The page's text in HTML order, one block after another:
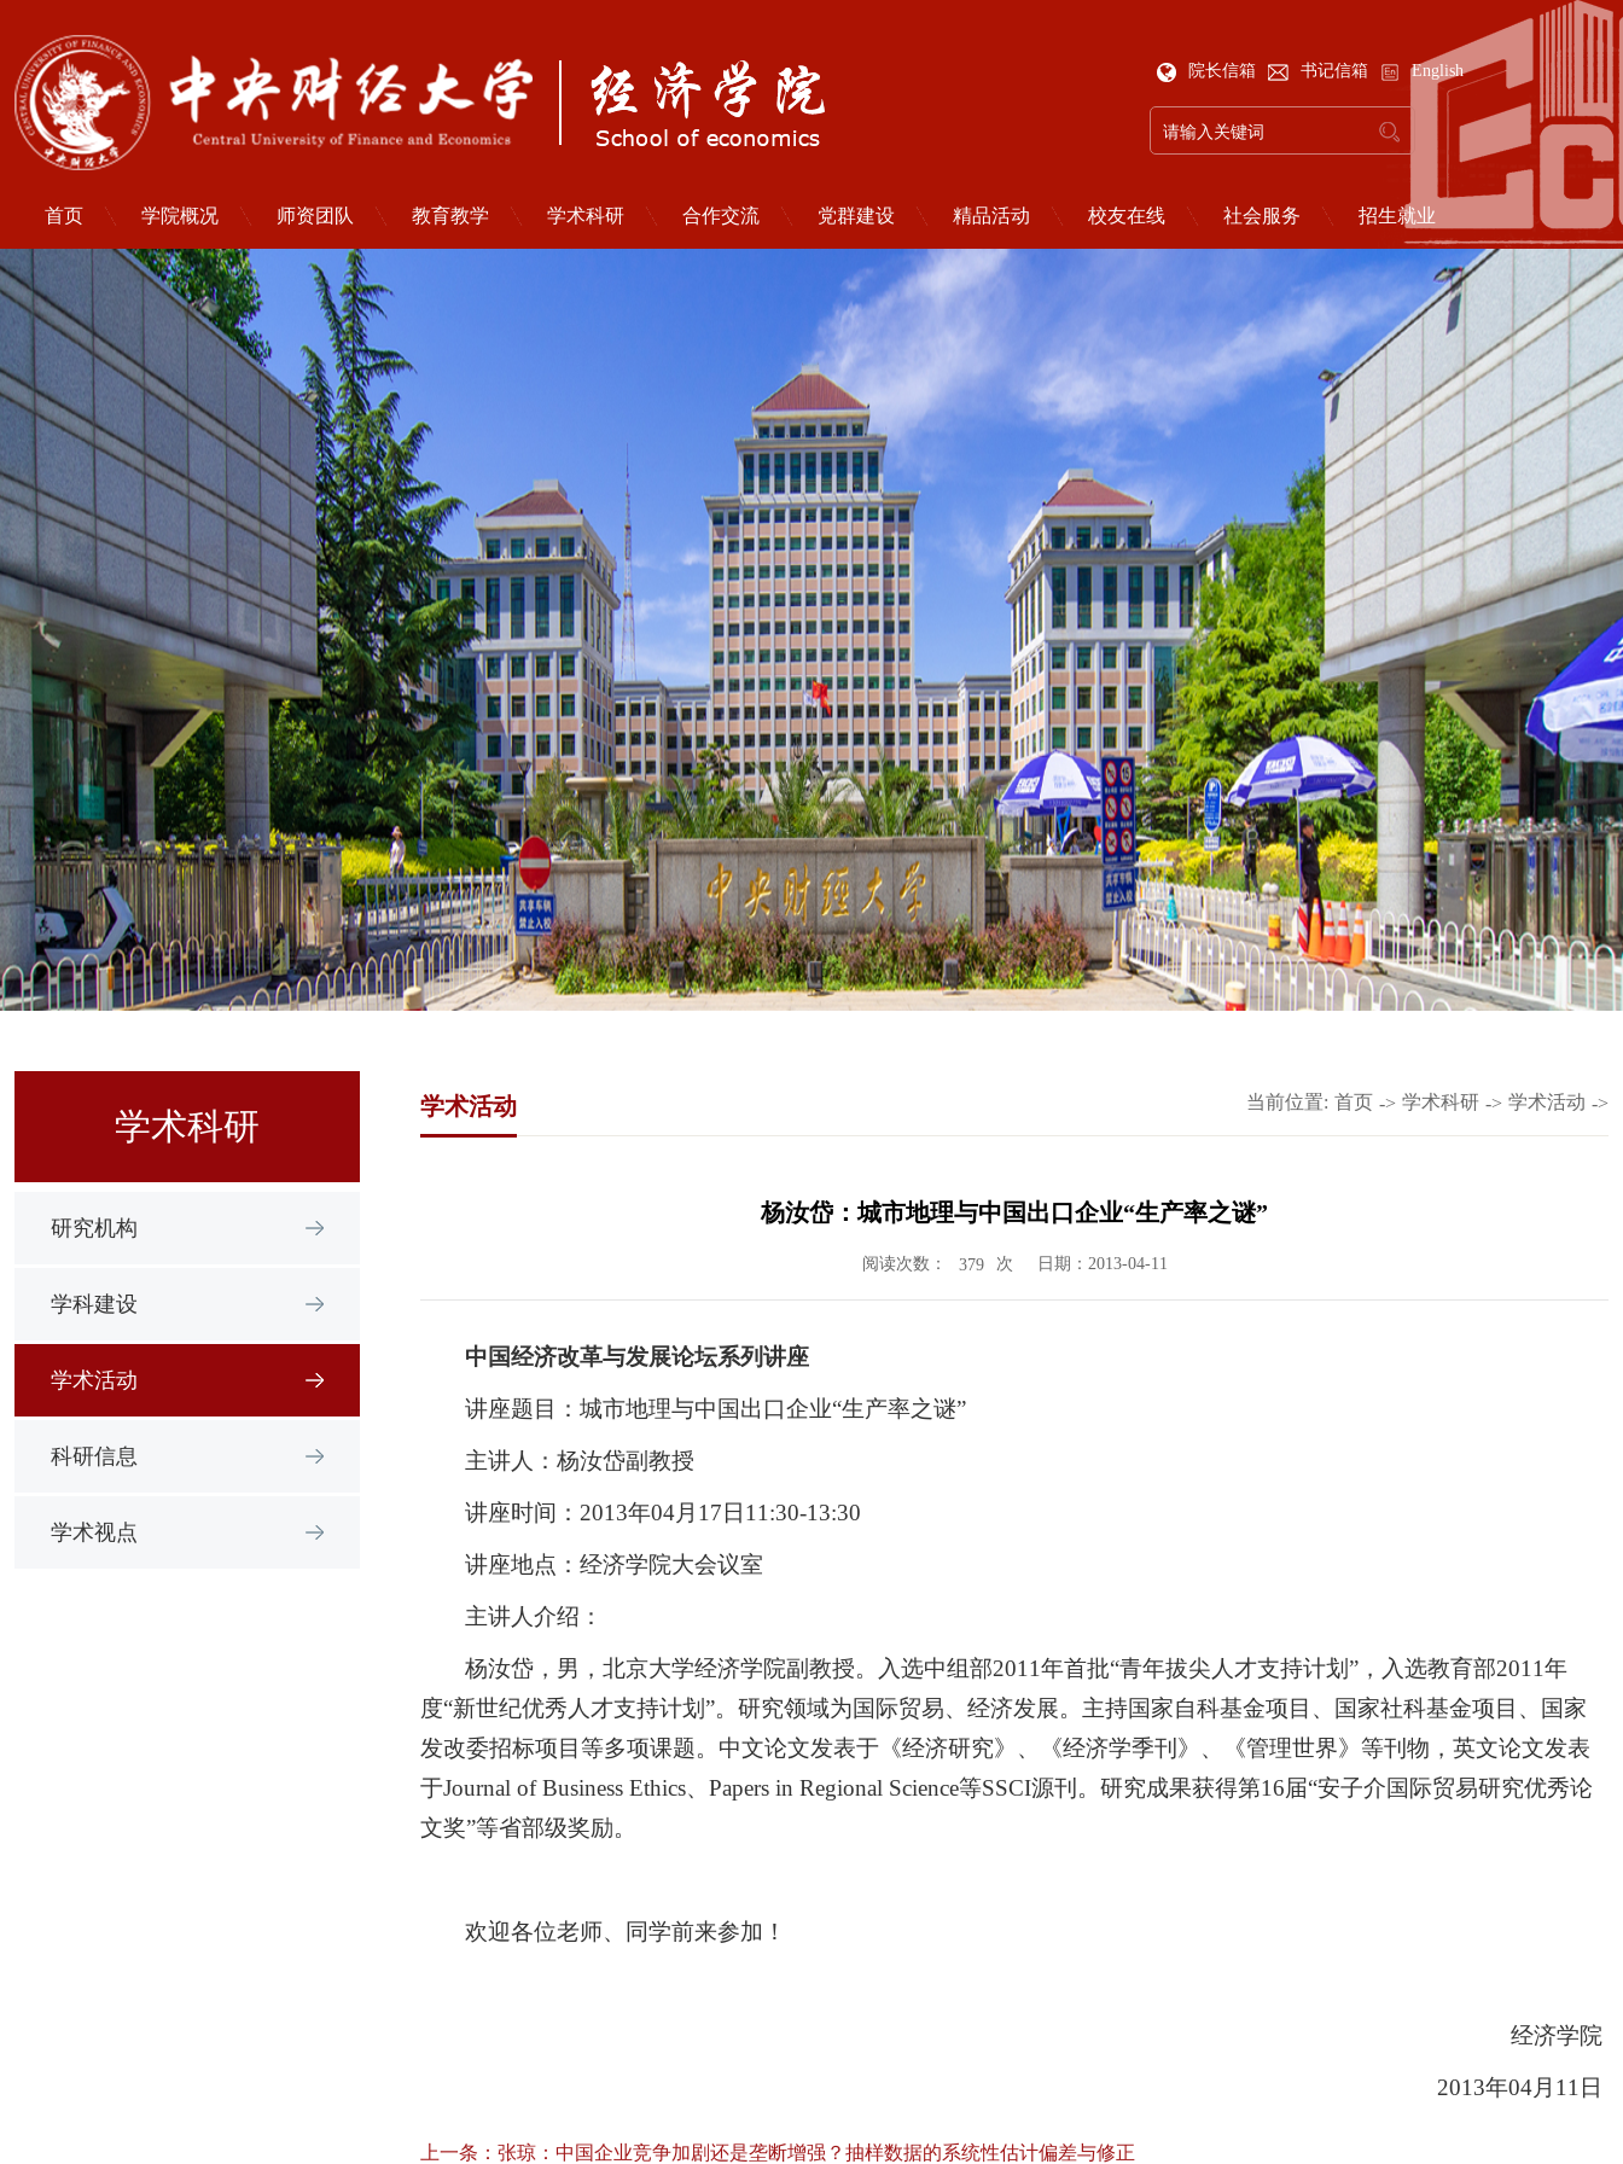
院长信箱 书记信箱 English
首页 学院概况 师资团队 教育教学 学术科研 合作交流 党群建设 精品活动 校友在线 社会服务 招生就业
学术科研
研究机构
学科建设
学术活动
科研信息
学术视点
学术活动 当前位置: 首页 -> 学术科研 -> 学术活动 ->
杨汝岱：城市地理与中国出口企业“生产率之谜”
阅读次数： 379 次 日期：2013-04-11
中国经济改革与发展论坛系列讲座
讲座题目：城市地理与中国出口企业“生产率之谜”
主讲人：杨汝岱副教授
讲座时间：2013年04月17日11:30-13:30
讲座地点：经济学院大会议室
主讲人介绍：
杨汝岱，男，北京大学经济学院副教授。入选中组部2011年首批“青年拔尖人才支持计划”，入选教育部2011年
度“新世纪优秀人才支持计划”。研究领域为国际贸易、经济发展。主持国家自科基金项目、国家社科基金项目、国家
发改委招标项目等多项课题。中文论文发表于《经济研究》、《经济学季刊》、《管理世界》等刊物，英文论文发表
于Journal of Business Ethics、Papers in Regional Science等SSCI源刊。研究成果获得第16届“安子介国际贸易研究优秀论
文奖”等省部级奖励。
欢迎各位老师、同学前来参加！
经济学院
2013年04月11日
上一条： 张琼：中国企业竞争加剧还是垄断增强？抽样数据的系统性估计偏差与修正